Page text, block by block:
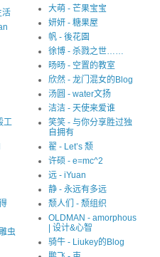
活
工
虫
大萌 - 芒果宝宝
妍妍 - 糖果屋
帆 - 後花園
徐博 - 杀戮之世……
旸旸 - 空置的教室
欣然 - 龙门混女的Blog
汤圆 - water文扬
洁洁 - 天使来爱谁
笑笑 - 与你分享胜过独
自拥有
翟 - Let’s 颓
许硕 - e=mc^2
远 - iYuan
静 - 永远有多远
颓人们 - 颓组织
OLDMAN - amorphous
| 设计&心智
骑牛 - Liukey的Blog